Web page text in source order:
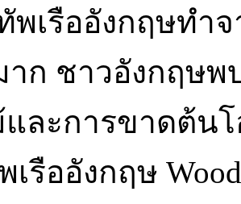
พเรืออังกฤษทำ
ก ชาวอังกฤษพ
ละการขาดต้นโ
เรืออังกฤษ